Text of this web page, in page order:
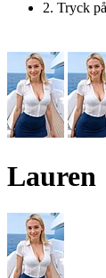
2. Tryck
Lauren